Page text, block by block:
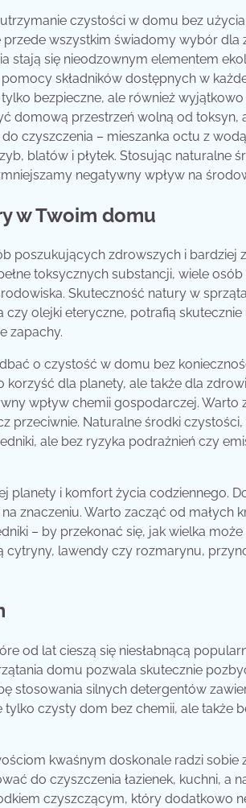
czystości w domu bez
wszystkim świadomy wybór dla
stają się nieodzownym elementem
składników dostępnych w
bezpieczne, ale również
domową przestrzeń wolną od toksyn,
czyszczenia – mieszanka octu z
blatów i płytek. Stosując naturalne
negatywny wpływ na
w Twoim domu
poszukujących zdrowszych i bardziej
toksycznych substancji, wiele
Skuteczność natury w
olejki eteryczne, potrafią
zapachy.
o czystość w domu bez
dla planety, ale także dla
wpływ chemii gospodarczej. Warto
przeciwnie. Naturalne środki
ale bez ryzyka podrażnień czy
planety i komfort życia codziennego.
znaczeniu. Warto zacząć od małych
– by przekonać się, jak wielka może
cytryny, lawendy czy rozmarynu,
od lat cieszą się niesłabnącą
domu pozwala skutecznie
stosowania silnych detergentów
czysty dom bez chemii, ale także
kwaśnym doskonale radzi sobie
do czyszczenia łazienek, kuchni, a
czyszczącym, który dodatkowo